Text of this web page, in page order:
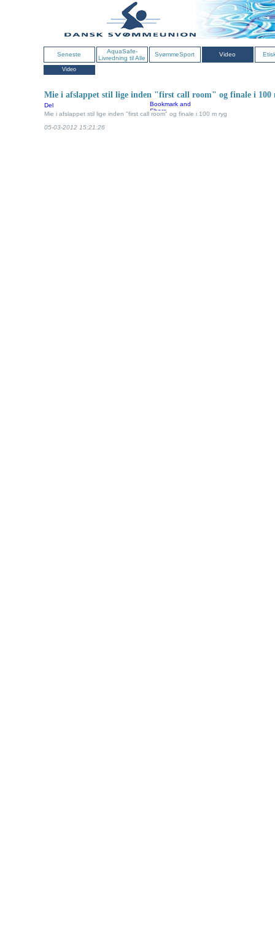
Seneste
AquaSafe-
Livredning til Alle
SvømmeSport Video
Video
Mie i afslappet stil lige inden "first call room" og finale i 100
Del
Mie i afslappet stil lige inden "first call room" og finale i 100 m ryg
05-03-2012 15:21:26